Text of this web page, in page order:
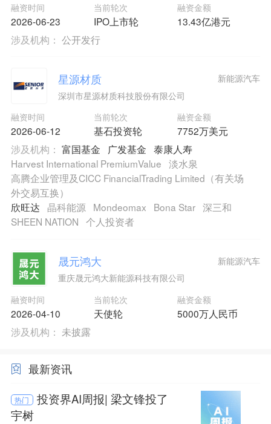
融资时间
2026-06-23
当前轮次
IPO上市轮
融资金额
13.43亿港元
涉及机构： 公开发行
星源材质
深圳市星源材质科技股份有限公司
融资时间
2026-06-12
当前轮次
基石投资轮
融资金额
7752万美元
新能源汽车
涉及机构： 富国基金 广发基金 泰康人寿
Harvest International PremiumValue 淡水泉
高腾企业管理及CICC FinancialTrading Limited（有关场
外交易互换）
欣旺达
晶科能源 Mondeomax Bona Star 深三和
SHEEN NATION 个人投资者
晟元鸿大
重庆晟元鸿大新能源科技有限公司
融资时间
2026-04-10
当前轮次
天使轮
融资金额
5000万人民币
新能源汽车
涉及机构： 未披露
最新资讯
热门
投资界AI周报| 梁文锋投了
宇树